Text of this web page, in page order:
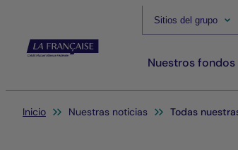
Sitios del grupo
Nuestros fondos
Usted está aquí:
Inicio Nuestras noticias Todas